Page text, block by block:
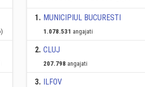
1. MUNICIPIUL BUCURESTI
1.078.531 angajati
2. CLUJ
207.798 angajati
3. ILFOV